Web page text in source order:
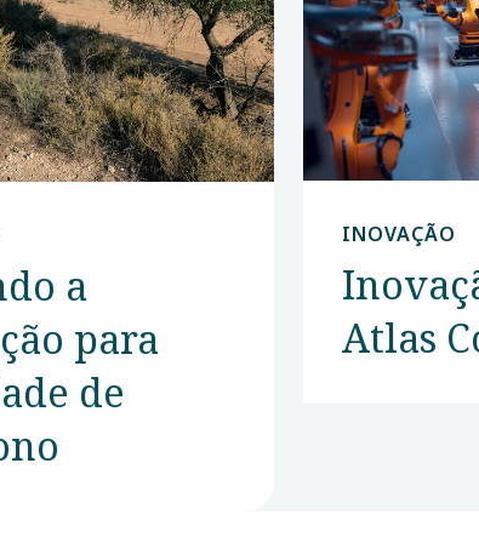
empresa na
vanguarda
tecnologia
filtragem e
separação.
a
para
de
INOVAÇÃO
Atlas